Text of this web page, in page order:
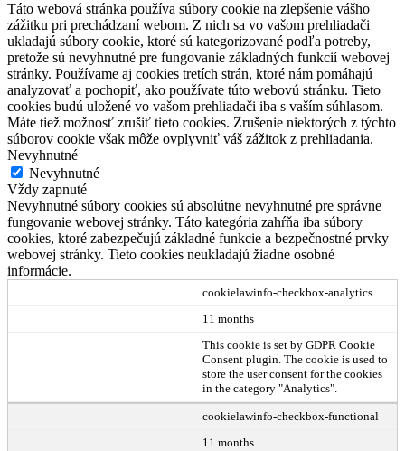
Táto webová stránka používa súbory cookie na zlepšenie vášho
zážitku pri prechádzaní webom. Z nich sa vo vašom prehliadači
ukladajú súbory cookie, ktoré sú kategorizované podľa potreby,
pretože sú nevyhnutné pre fungovanie základných funkcií webovej
stránky. Používame aj cookies tretích strán, ktoré nám pomáhajú
analyzovať a pochopiť, ako používate túto webovú stránku. Tieto
cookies budú uložené vo vašom prehliadači iba s vaším súhlasom.
Máte tiež možnosť zrušiť tieto cookies. Zrušenie niektorých z týchto
súborov cookie však môže ovplyvniť váš zážitok z prehliadania.
Nevyhnutné
Nevyhnutné
Vždy zapnuté
Nevyhnutné súbory cookies sú absolútne nevyhnutné pre správne
fungovanie webovej stránky. Táto kategória zahŕňa iba súbory
cookies, ktoré zabezpečujú základné funkcie a bezpečnostné prvky
webovej stránky. Tieto cookies neukladajú žiadne osobné
informácie.
cookielawinfo-checkbox-analytics
11 months
This cookie is set by GDPR Cookie
Consent plugin. The cookie is used to
store the user consent for the cookies
in the category "Analytics".
cookielawinfo-checkbox-functional
11 months